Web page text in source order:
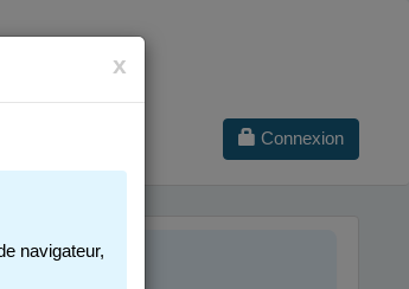
Connexion
x
navigateur,